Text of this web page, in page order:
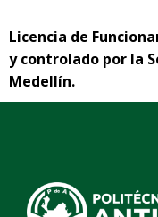
Licencia de
y controlado por la
Medellín.